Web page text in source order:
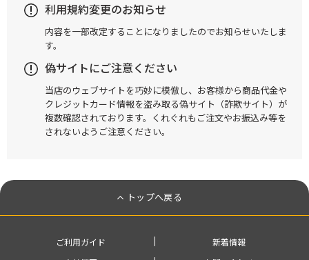
利用規約変更のお知らせ
内容を一部改定することになりましたのでお知らせいたしま
す。
偽サイトにご注意ください
当店のウェブサイトを巧妙に模倣し、お客様から商品代金や
クレジットカード情報を盗み取る偽サイト（詐欺サイト）が
複数確認されております。くれぐれもご注文やお振込み等を
されないようご注意ください。
トップへ戻る
ご利用ガイド
新着情報